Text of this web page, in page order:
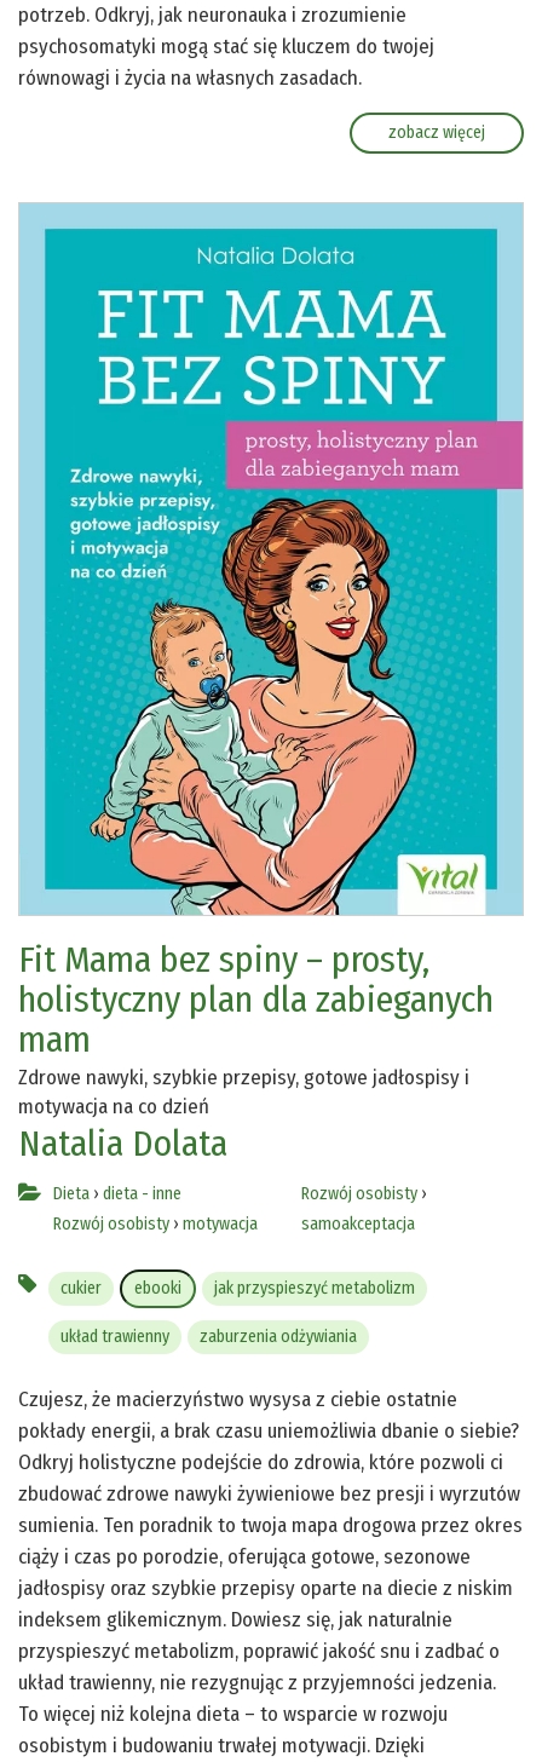
potrzeb. Odkryj, jak neuronauka i zrozumienie
psychosomatyki mogą stać się kluczem do twojej
równowagi i życia na własnych zasadach.
zobacz więcej
Fit Mama bez spiny – prosty,
holistyczny plan dla zabieganych
mam
Zdrowe nawyki, szybkie przepisy, gotowe jadłospisy i
motywacja na co dzień
Natalia Dolata
Dieta › dieta - inne
Rozwój osobisty › motywacja
Rozwój osobisty›
samoakceptacja
cukier ebooki jak przyspieszyć metabolizm
układ trawienny zaburzenia odżywiania
Czujesz, że macierzyństwo wysysa z ciebie ostatnie
pokłady energii, a brak czasu uniemożliwia dbanie o siebie?
Odkryj holistyczne podejście do zdrowia, które pozwoli ci
zbudować zdrowe nawyki żywieniowe bez presji i wyrzutów
sumienia. Ten poradnik to twoja mapa drogowa przez okres
ciąży i czas po porodzie, oferująca gotowe, sezonowe
jadłospisy oraz szybkie przepisy oparte na diecie z niskim
indeksem glikemicznym. Dowiesz się, jak naturalnie
przyspieszyć metabolizm, poprawić jakość snu i zadbać o
układ trawienny, nie rezygnując z przyjemności jedzenia.
To więcej niż kolejna dieta – to wsparcie w rozwoju
osobistym i budowaniu trwałej motywacji. Dzięki